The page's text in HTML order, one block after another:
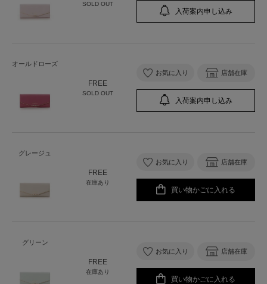
SOLD OUT
入荷案内申し込み
オールドローズ
FREE
SOLD OUT
お気に入り 店舗在庫
入荷案内申し込み
グレージュ
FREE
在庫あり
お気に入り 店舗在庫
買い物かごに入れる
グリーン
FREE
在庫あり
お気に入り 店舗在庫
買い物かごに入れる